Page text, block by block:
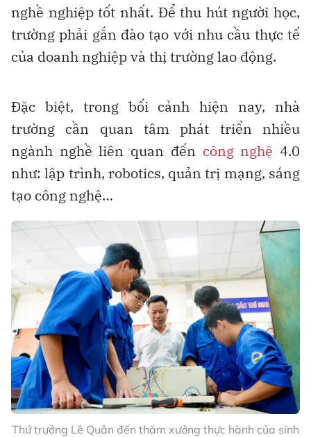
nghề nghiệp tốt nhất. Để thu hút người học,
trường phải gắn đào tạo với nhu cầu thực tế
của doanh nghiệp và thị trường lao động.
Đặc biệt, trong bối cảnh hiện nay, nhà
trường cần quan tâm phát triển nhiều
ngành nghề liên quan đến công nghệ 4.0
như: lập trình, robotics, quản trị mạng, sáng
tạo công nghệ…
Thứ trưởng Lê Quân đến thăm xưởng thực hành của sinh